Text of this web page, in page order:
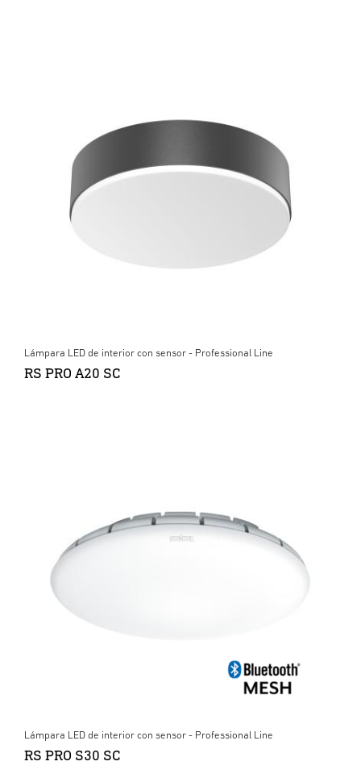
Lámpara LED de interior con sensor - Professional Line
RS PRO A20 SC
Lámpara LED de interior con sensor - Professional Line
RS PRO S30 SC